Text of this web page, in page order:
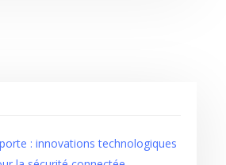
: innovations technologiques